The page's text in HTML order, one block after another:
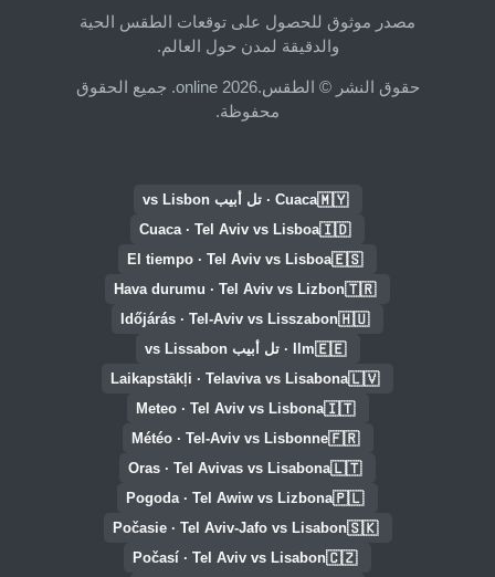
مصدر موثوق للحصول على توقعات الطقس الحية
والدقيقة لمدن حول العالم.
حقوق النشر © الطقس.online 2026. جميع الحقوق
محفوظة.
🇲🇾Cuaca · تل أبيب vs Lisbon
🇮🇩
Cuaca · Tel Aviv vs Lisboa
🇪🇸
El tiempo · Tel Aviv vs Lisboa
🇹🇷
Hava durumu · Tel Aviv vs Lizbon
🇭🇺
Időjárás · Tel-Aviv vs Lisszabon
🇪🇪Ilm · تل أبيب vs Lissabon
🇱🇻
Laikapstākļi · Telaviva vs Lisabona
🇮🇹
Meteo · Tel Aviv vs Lisbona
🇫🇷
Météo · Tel-Aviv vs Lisbonne
🇱🇹
Oras · Tel Avivas vs Lisabona
🇵🇱
Pogoda · Tel Awiw vs Lizbona
🇸🇰
Počasie · Tel Aviv-Jafo vs Lisabon
🇨🇿
Počasí · Tel Aviv vs Lisabon